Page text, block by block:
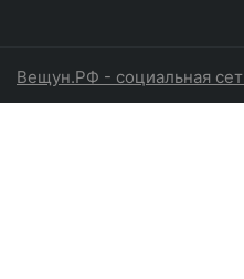
Вещун.РФ - социальная